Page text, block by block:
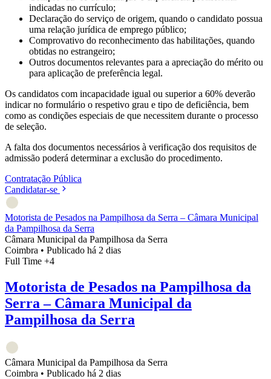
indicadas no currículo;
Declaração do serviço de origem, quando o candidato possua
uma relação jurídica de emprego público;
Comprovativo do reconhecimento das habilitações, quando
obtidas no estrangeiro;
Outros documentos relevantes para a apreciação do mérito ou
para aplicação de preferência legal.
Os candidatos com incapacidade igual ou superior a 60% deverão
indicar no formulário o respetivo grau e tipo de deficiência, bem
como as condições especiais de que necessitem durante o processo
de seleção.
A falta dos documentos necessários à verificação dos requisitos de
admissão poderá determinar a exclusão do procedimento.
Contratação Pública
Candidatar-se
Motorista de Pesados na Pampilhosa da Serra – Câmara Municipal
da Pampilhosa da Serra
Câmara Municipal da Pampilhosa da Serra
Coimbra • Publicado há 2 dias
Full Time +4
Motorista de Pesados na Pampilhosa da
Serra – Câmara Municipal da
Pampilhosa da Serra
Câmara Municipal da Pampilhosa da Serra
Coimbra • Publicado há 2 dias